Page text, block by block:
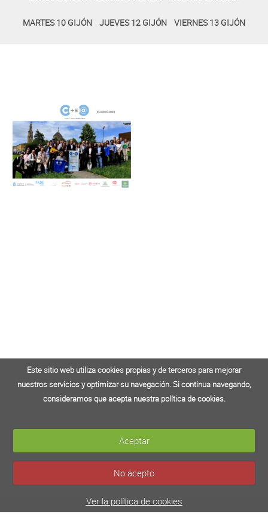
MARTES 10 GIJÓN JUEVES 12 GIJÓN VIERNES 13 GIJÓN
Este sitio web utiliza cookies propias y de terceros para mejorar
nuestros servicios y optimizar su navegación. Si continua navegando,
consideramos que acepta nuestra política de cookies.
Aceptar
No acepto
Ver política de cookies
Este sitio web utiliza cookies propias y de terceros para mejorar
nuestros servicios y optimizar su navegación. Si continua navegando,
consideramos que acepta nuestra política de cookies.
Aceptar
No acepto
Ver la política de cookies